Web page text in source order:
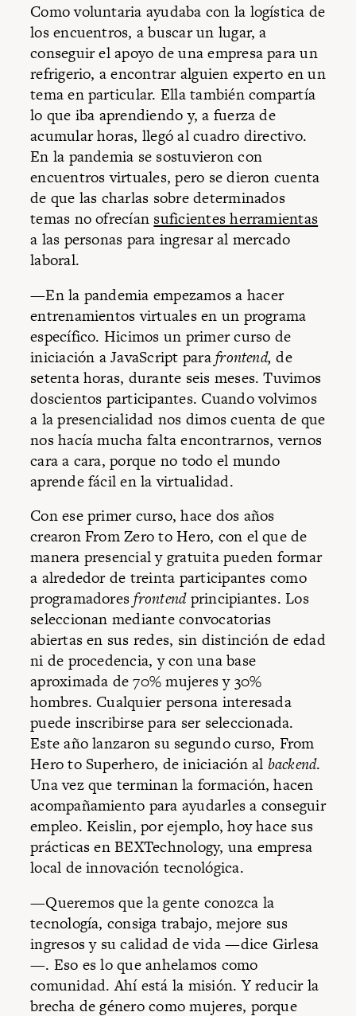
Como voluntaria ayudaba con la logística de
los encuentros, a buscar un lugar, a
conseguir el apoyo de una empresa para un
refrigerio, a encontrar alguien experto en un
tema en particular. Ella también compartía
lo que iba aprendiendo y, a fuerza de
acumular horas, llegó al cuadro directivo.
En la pandemia se sostuvieron con
encuentros virtuales, pero se dieron cuenta
de que las charlas sobre determinados
temas no ofrecían suficientes herramientas
a las personas para ingresar al mercado
laboral.
—En la pandemia empezamos a hacer
entrenamientos virtuales en un programa
específico. Hicimos un primer curso de
iniciación a JavaScript parafrontend,de
setenta horas, durante seis meses. Tuvimos
doscientos participantes. Cuando volvimos
a la presencialidad nos dimos cuenta de que
nos hacía mucha falta encontrarnos, vernos
cara a cara, porque no todo el mundo
aprende fácil en la virtualidad.
Con ese primer curso, hace dos años
crearon From Zero to Hero, con el que de
manera presencial y gratuita pueden formar
a alrededor de treinta participantes como
programadoresfrontendprincipiantes. Los
seleccionan mediante convocatorias
abiertas en sus redes, sin distinción de edad
ni de procedencia, y con una base
aproximada de 70% mujeres y 30%
hombres. Cualquier persona interesada
puede inscribirse para ser seleccionada.
Este año lanzaron su segundo curso, From
Hero to Superhero, de iniciación al backend.
Una vez que terminan la formación, hacen
acompañamiento para ayudarles a conseguir
empleo. Keislin, por ejemplo, hoy hace sus
prácticas en BEXTechnology, una empresa
local de innovación tecnológica.
—Queremos que la gente conozca la
tecnología, consiga trabajo, mejore sus
ingresos y su calidad de vida —dice Girlesa
—. Eso es lo que anhelamos como
comunidad. Ahí está la misión. Y reducir la
brecha de género como mujeres, porque